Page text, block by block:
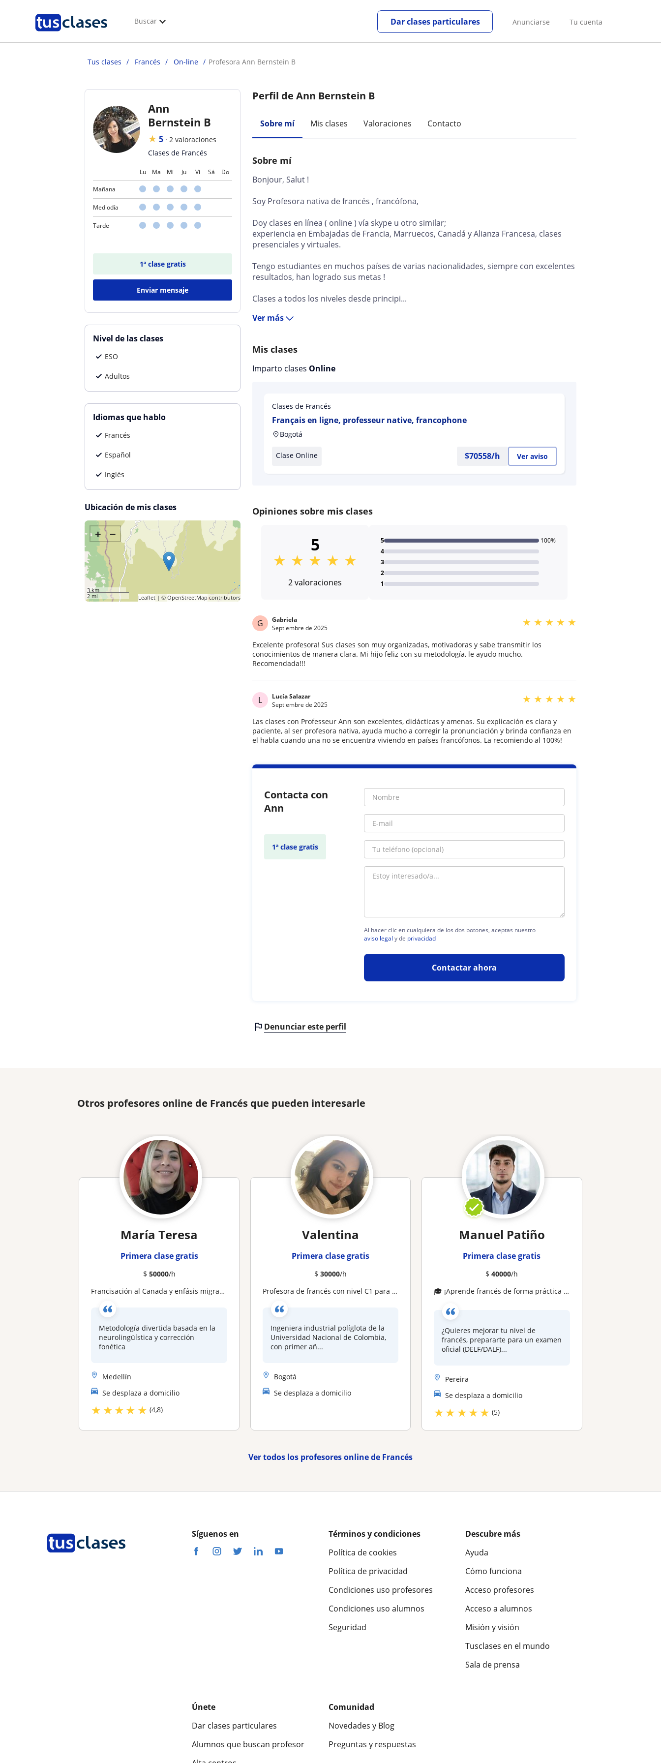
Buscar Anunciarse Tu cuenta
Dar clases particulares
Tus clases Francés On-line Profesora Ann Bernstein B
Ann
Bernstein B
★ 5 · 2 valoraciones
Clases de Francés
Lu Ma Mi Ju Vi Sá Do
Mañana
Mediodía
Tarde
1ª clase gratis
Enviar mensaje
Nivel de las clases
ESO
Adultos
Idiomas que hablo
Francés
Español
Inglés
Ubicación de mis clases
+ −
3 km
2 mi
Leaflet | ©OpenStreetMap contributors
Perfil de Ann Bernstein B
Sobre mí Mis clases Valoraciones Contacto
Sobre mí
Bonjour, Salut !
Soy Profesora nativa de francés , francófona,
Doy clases en línea ( online ) vía skype u otro similar;
experiencia en Embajadas de Francia, Marruecos, Canadá y Alianza Francesa, clases
presenciales y virtuales.
Tengo estudiantes en muchos países de varias nacionalidades, siempre con excelentes
resultados, han logrado sus metas !
Clases a todos los niveles desde principi...
Ver más
Mis clases
Imparto clases Online
Clases de Francés
Français en ligne, professeur native, francophone
Bogotá
Clase Online $70558/h Ver aviso
Opiniones sobre mis clases
5
★ ★ ★ ★ ★
2 valoraciones 1
2
3
4
5 100%
G
Gabriela
Septiembre de 2025
★ ★ ★ ★ ★
Excelente profesora! Sus clases son muy organizadas, motivadoras y sabe transmitir los
conocimientos de manera clara. Mi hijo feliz con su metodología, le ayudo mucho.
Recomendada!!!
L
Lucía Salazar
Septiembre de 2025
★ ★ ★ ★ ★
Las clases con Professeur Ann son excelentes, didácticas y amenas. Su explicación es clara y
paciente, al ser profesora nativa, ayuda mucho a corregir la pronunciación y brinda confianza en
el habla cuando una no se encuentra viviendo en países francófonos. La recomiendo al 100%!
Contacta con
Ann
1ª clase gratis
Al hacer clic en cualquiera de los dos botones, aceptas nuestro
aviso legal y de privacidad
Contactar ahora
Denunciar este perfil
Otros profesores online de Francés que pueden interesarle
María Teresa
Primera clase gratis
$ 50000/h
Francisación al Canada y enfásis migratorio Preparación al TCF TEF DELF
Metodología divertida basada en la
neurolingüística y corrección
fonética
Medellín
Se desplaza a domicilio
★ ★★★ ★ (4,8)
Valentina
Primera clase gratis
$ 30000/h
Profesora de francés con nivel C1 para niños y adultos (virtual)
Ingeniera industrial políglota de la
Universidad Nacional de Colombia,
con primer añ...
Bogotá
Se desplaza a domicilio
Manuel Patiño
Primera clase gratis
$40000/h
🎓 ¡Aprende francés de forma práctica y dinámica! 🇫🇷
¿Quieres mejorar tu nivel de
francés, prepararte para un examen
oficial (DELF/DALF)...
Pereira
Se desplaza a domicilio
★★ ★★★ (5)
Ver todos los profesores online de Francés
Síguenos en
Términos y condiciones
Política de cookies
Política de privacidad
Condiciones uso profesores
Condiciones uso alumnos
Seguridad
Descubre más
Ayuda
Cómo funciona
Acceso profesores
Acceso a alumnos
Misión y visión
Tusclases en el mundo
Sala de prensa
Únete
Dar clases particulares
Alumnos que buscan profesor
Comunidad
Novedades y Blog
Preguntas y respuestas